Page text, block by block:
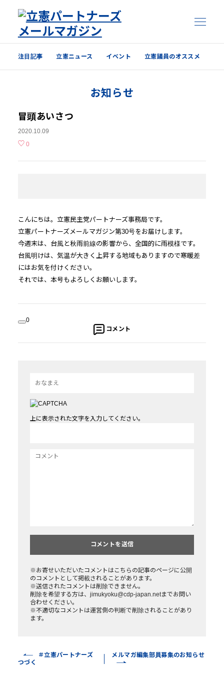
イベント
立憲議員のオススメ
注目記事 立憲ニュース イベント 立憲議員のオススメ
お知らせ
冒頭あいさつ
2020.10.09
0
こんにちは。 立憲民主党パートナーズ事務局です。
立憲パートナーズメールマガジン第30号をお届けします。
今週末は、台風と秋雨前線の影響から、全国的に雨模様です。
台風明けは、 気温が大きく上昇する地域もありますので寒暖差
にはお気を付けく ださい。
それでは、本号もよろしくお願いします。
0
コメント
上に表示された文字を入力してください。
※お寄せいただいたコメントはこちらの記事のページに公開
のコメントとして掲載されることがあります。
※送信されたコメントは削除できません。
削除を希望する方は、jimukyoku@cdp-japan.netまでお問い
合わせください。
※不適切なコメントは運営側の判断で削除されることがあり
ます。
＃立憲パートナーズ
つづく
メルマガ編集部員募集のお知らせ